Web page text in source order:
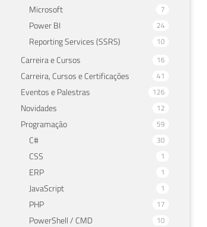
Microsoft 7
Power BI 24
Reporting Services (SSRS) 10
Carreira e Cursos 16
Carreira, Cursos e Certificações 41
Eventos e Palestras 126
Novidades 12
Programação 59
C# 30
CSS 1
ERP 1
JavaScript 1
PHP 17
PowerShell / CMD 10